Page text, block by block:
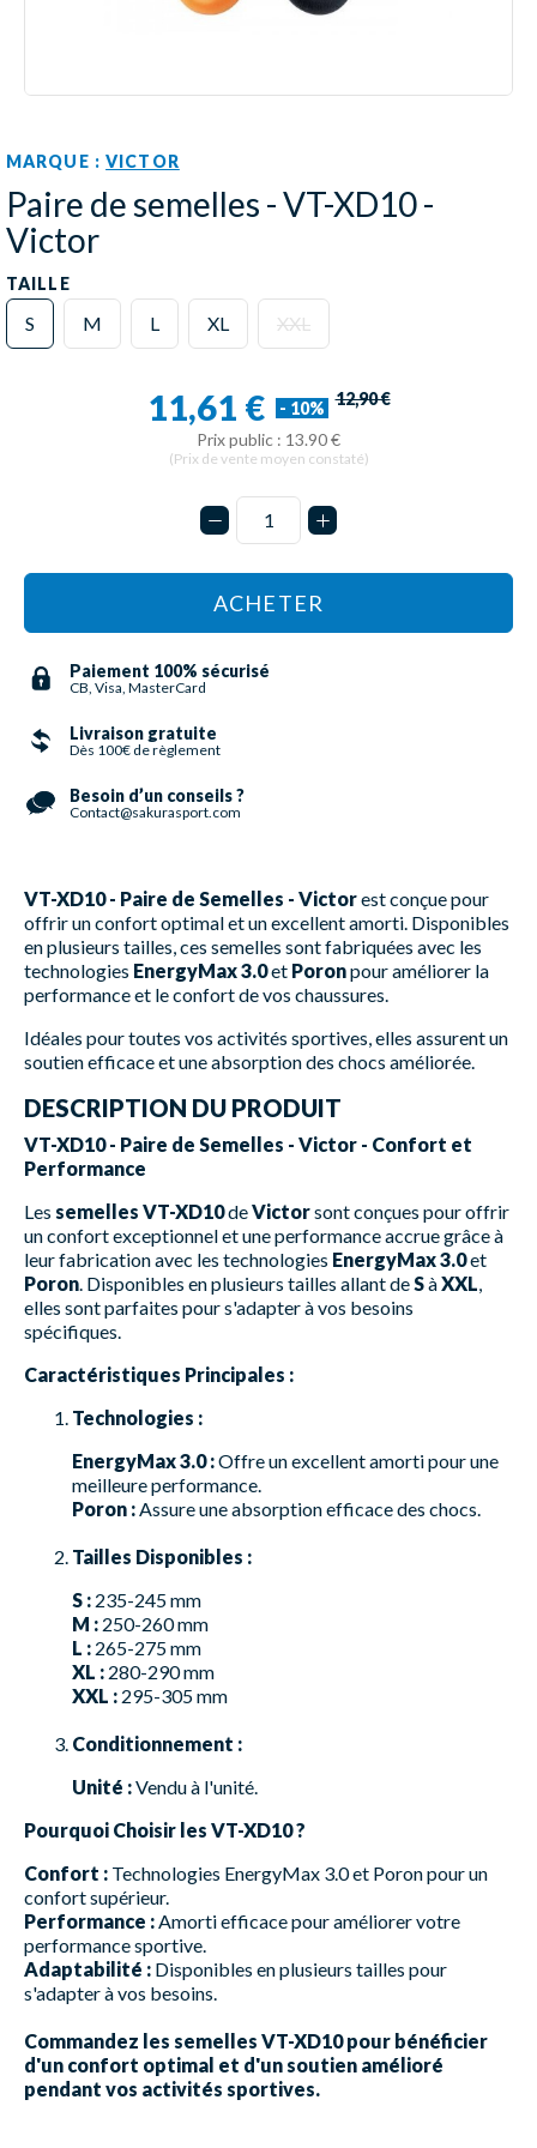
MARQUE :VICTOR
Paire de semelles - VT-XD10 -
Victor
TAILLE
S M L XL XXL
11,61 € - 10% 12,90 €
Prix public : 13.90 €
(Prix de vente moyen constaté)
ACHETER
Paiement 100% sécurisé
CB, Visa, MasterCard
Livraison gratuite
Dès 100€ de règlement
Besoin d’un conseils ?
Contact@sakurasport.com
VT-XD10 - Paire de Semelles - Victorest conçue pour
offrir un confort optimal et un excellent amorti. Disponibles
en plusieurs tailles, ces semelles sont fabriquées avec les
technologies EnergyMax 3.0et Poronpour améliorer la
performance et le confort de vos chaussures.
Idéales pour toutes vos activités sportives, elles assurent un
soutien efficace et une absorption des chocs améliorée.
DESCRIPTION DU PRODUIT
VT-XD10 - Paire de Semelles - Victor - Confort et
Performance
Les semelles VT-XD10deVictorsont conçues pour offrir
un confort exceptionnel et une performance accrue grâce à
leur fabrication avec les technologies EnergyMax 3.0et
Poron . Disponibles en plusieurs tailles allant de SàXXL
elles sont parfaites pour s'adapter à vos besoins
spécifiques.
Caractéristiques Principales :
Technologies :
EnergyMax 3.0 :Offre un excellent amorti pour une
meilleure performance.
Poron : Assure une absorption efficace des chocs.
Tailles Disponibles :
S : 235-245 mm
M : 250-260 mm
L : 265-275 mm
XL : 280-290 mm
XXL : 295-305 mm
Conditionnement :
Unité :Vendu à l'unité.
Pourquoi Choisir les VT-XD10 ?
Confort : Technologies EnergyMax 3.0 et Poron pour un
confort supérieur.
Performance : Amorti efficace pour améliorer votre
performance sportive.
Adaptabilité : Disponibles en plusieurs tailles pour
s'adapter à vos besoins.
Commandez les semelles VT-XD10 pour bénéficier
d'un confort optimal et d'un soutien amélioré
pendant vos activités sportives.